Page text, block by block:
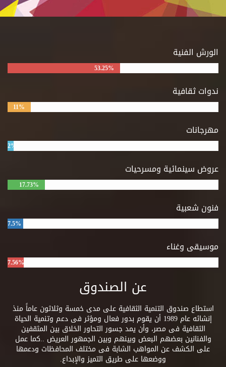
الورش الفنية
53.25%
ندوات ثقافية
11%
مهرجانات
2%
عروض سينمائية ومسرحيات
17.73%
فنون شعبية
7.5%
موسيقى وغناء
7.56%
عن الصندوق
استطاع صندوق التنمية الثقافية على مدى خمسة وثلاثون عاماً منذ
إنشائه عام 1989 أن يقوم بدور فعال ومؤثر فى دعم وتنمية الحياة
الثقافية فى مصر، وأن يمد جسور التحاور الخلاق بين المثقفين
والفنانين بعضهم البعض وبينهم وبين الجمهور العريض ..كما عمل
على الكشف عن المواهب الشابة فى مختلف المحافظات ودعمها
ووضعها على طريق التميز والإبداع.